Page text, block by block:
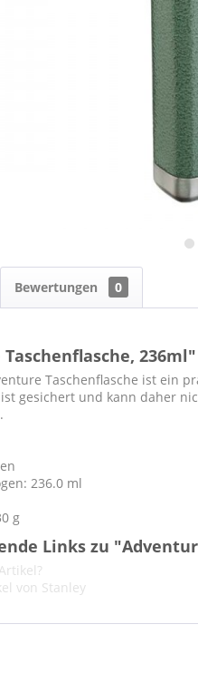
Bewertungen 0
236ml"
Taschenflasche ist ein
ist gesichert und kann daher
236.0 ml
g
Links zu
von Stanley